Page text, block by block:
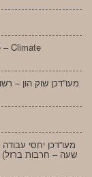
– Climate
מעו”דכן שוק הון –